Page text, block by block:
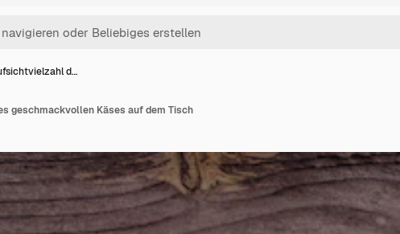
d…
geschmackvollen Käses auf dem Tisch